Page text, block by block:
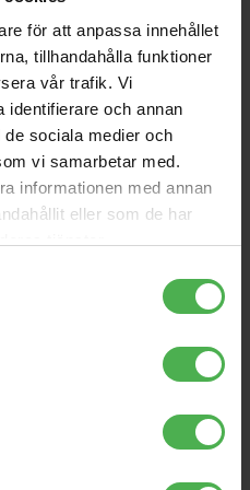
för att anpassa innehållet
tillhandahålla funktioner
vår trafik. Vi
identifierare och annan
sociala medier och
vi samarbetar med.
informationen med annan
eller som de har
Snow Blizz Snowmachine
5 kubik/min, utblås 4m, inklusive
fjärrkontroll, 360 x 210 x 190